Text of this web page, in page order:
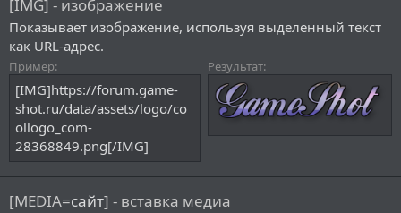
[IMG] - изображение
Показывает изображение, используя выделенный текст
как URL-адрес.
Пример:
[IMG]https://forum.game-
shot.ru/data/assets/logo/co
ollogo_com-
28368849.png[/IMG]
Результат:
[MEDIA=сайт] - вставка медиа